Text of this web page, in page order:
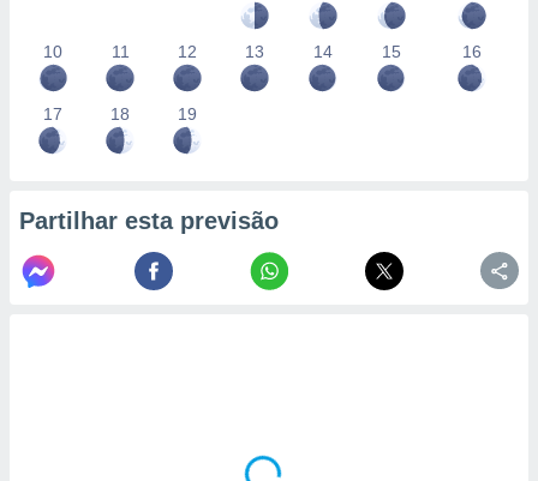
10 11 12 13 14 15 16
17 18 19
Partilhar esta previsão